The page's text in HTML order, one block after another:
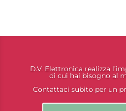
D.V. Elettronica realizza
di cui hai bisogno al
Contattaci subito per un